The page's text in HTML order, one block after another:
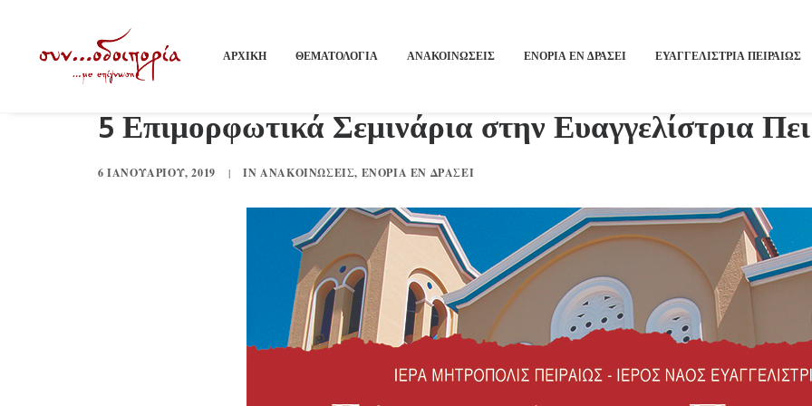
ΑΡΧΙΚΗ ΘΕΜΑΤΟΛΟΓΙΑ ΑΝΑΚΟΙΝΩΣΕΙΣ ΕΝΟΡΙΑ ΕΝ ΔΡΑΣΕΙ ΕΥΑΓΓΕΛΙΣΤΡΙΑ ΠΕΙΡΑΙΏΣ
5 Επιμορφωτικά Σεμινάρια στην Ευαγγελίστρια
6 ΙΑΝΟΥΑΡΊΟΥ, 2019 | INΑΝΑΚΟΙΝΏΣΕΙΣ, ΕΝΟΡΊΑ ΕΝ ΔΡΆΣΕΙ